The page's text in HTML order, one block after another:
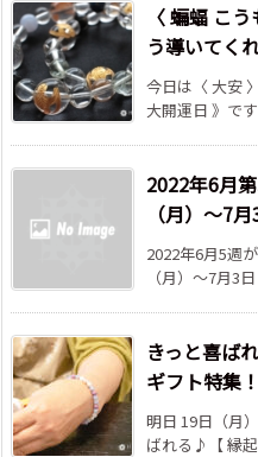
〈 蝙蝠 こ
う導いてく
今日は〈 大安
大開運日 》で
2022年6月
（月）～7
2022年6月5週
（月）～7月3
きっと喜ば
ギフト特集！
明日 19日（月
ばれる♪【 縁